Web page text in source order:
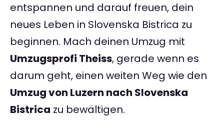
entspannen und darauf freuen, dein
neues Leben in Slovenska Bistrica zu
beginnen. Mach deinen Umzug mit
Umzugsprofi Theiss, gerade wenn es
darum geht, einen weiten Weg wie den
Umzug von Luzern nach Slovenska
Bistrica zu bewältigen.